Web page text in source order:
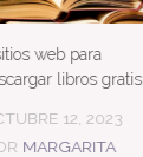
web para
libros gratis
12, 2023
MARGARITA